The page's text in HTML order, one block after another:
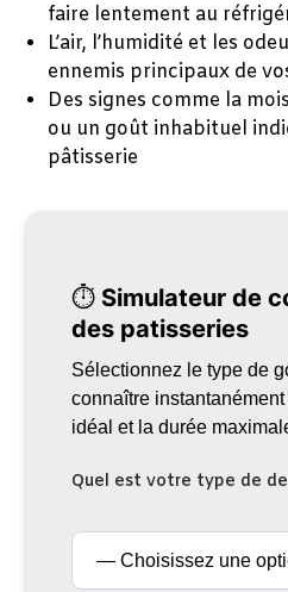
faire lentement au
L’air, l’humidité et les
ennemis principaux de
Des signes comme la
ou un goût inhabituel
pâtisserie
⏱️ Simulateur de
des patisseries
Sélectionnez le type de
connaître
idéal et la durée
Quel est votre type de